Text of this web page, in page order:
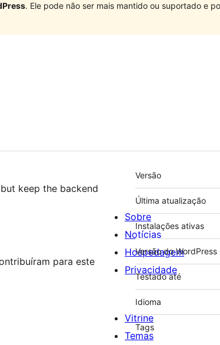
. Ele pode não ser mais mantido ou suportado e
keep the backend
para este
Meta
Versão
Última atualização
Instalações ativas
Versão do WordPress
Testado até
Idioma
Tags
Sobre
Notícias
Hospedagem
Privacidade
Vitrine
Temas